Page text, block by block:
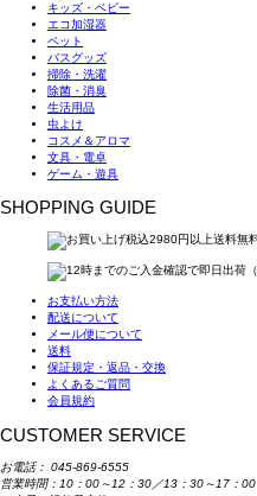
キッズ・ベビー
エコ加湿器
ペット
バスグッズ
掃除・洗濯
除菌・消臭
生活用品
虫よけ
コスメ＆アロマ
文具・電卓
ゲーム・遊具
SHOPPING GUIDE
お支払い方法
配送について
メール便について
送料
保証規定・返品・交換
よくあるご質問
会員規約
CUSTOMER SERVICE
お電話： 045-869-6555
営業時間：10：00～12：30／13：30～17：00